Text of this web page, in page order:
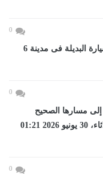
0
بدء تلقى طلبات إحلال التوكتوك بالسيارة البديلة فى مدينة 6
0
الدولة إلى مسارها الصحيح
ورسخت دعائم الاستقرار...اليوم الثلاثاء، 30 يونيو 2026 01:21
0